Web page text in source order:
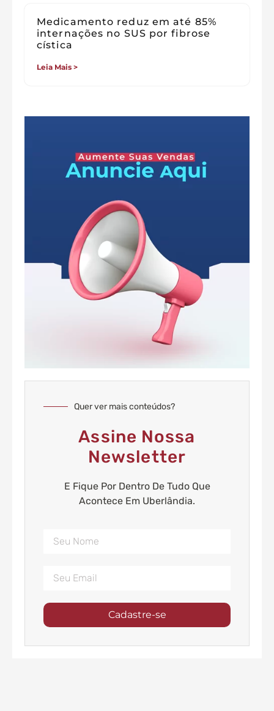
Medicamento reduz em até 85%
internações no SUS por fibrose
cística
Leia Mais >
Quer ver mais conteúdos?
Assine Nossa
Newsletter
E Fique Por Dentro De Tudo Que
Acontece Em Uberlândia.
Cadastre-se